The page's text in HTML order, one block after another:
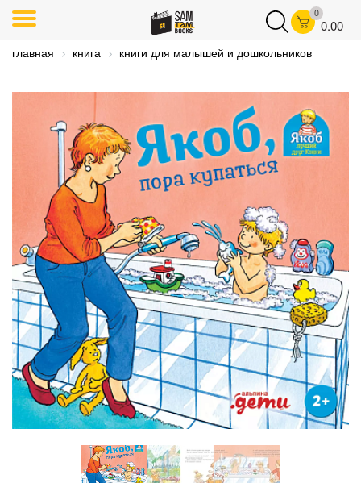
0
0.00
главная книга книги для малышей и дошкольников